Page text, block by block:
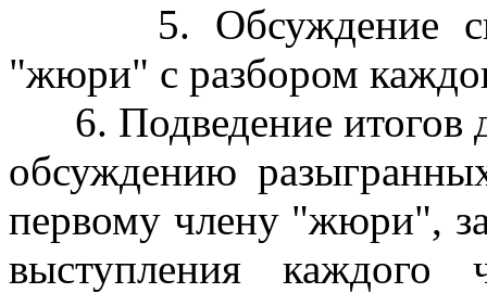
5. Обсуждение
"жюри" с разбором
6. Подведение итогов
обсуждению
первому члену "жюри",
выступления каждого